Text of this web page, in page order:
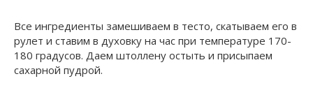
Все ингредиенты замешиваем в тесто, скатываем его в
рулет и ставим в духовку на час при температуре 170-
180 градусов. Даем штоллену остыть и присыпаем
сахарной пудрой.